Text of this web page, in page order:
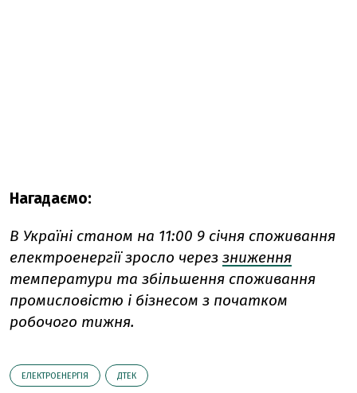
Нагадаємо:
В Україні станом на 11:00 9 січня споживання
електроенергії зросло через зниження
температури та збільшення споживання
промисловістю і бізнесом з початком
робочого тижня.
ЕЛЕКТРОЕНЕРГІЯ ДТЕК